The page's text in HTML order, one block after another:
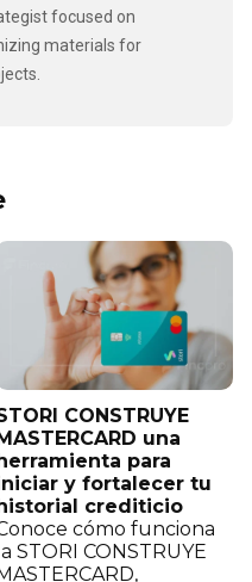
focused on
materials for
CONSTRUYE
una
para
y fortalecer tu
crediticio
cómo funciona
la STORI CONSTRUYE